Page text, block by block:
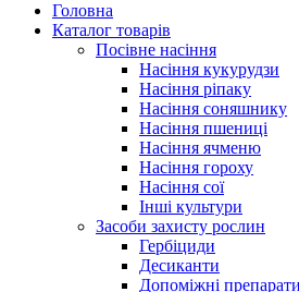
Головна
Каталог товарів
Посівне насіння
Насіння кукурудзи
Насіння ріпаку
Насіння соняшнику
Насіння пшениці
Насіння ячменю
Насіння гороху
Насіння сої
Інші культури
Засоби захисту рослин
Гербіциди
Десиканти
Допоміжні препарати